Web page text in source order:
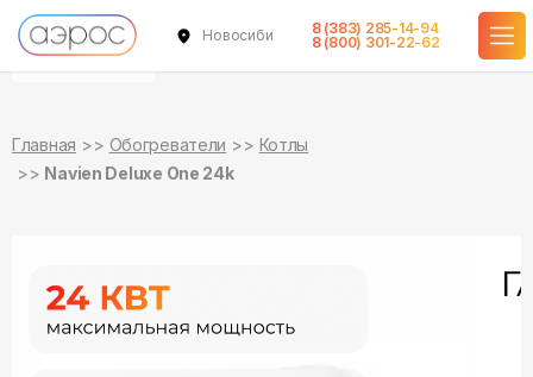
Новосибирск
8 (383) 285-14-94
8 (800) 301-22-62
Главная Обогреватели
Котлы
Navien Deluxe One 24k
уточняйте
о наличии
уточняйте
о наличии